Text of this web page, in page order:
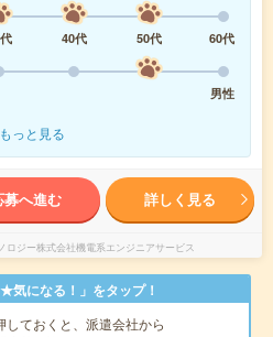
40代 50代
60代
男性
もっと見る
募へ進む 詳しく見る
ロジー株式会社機電系エンジニアサービス
気になる！」をタップ！
しておくと、派遣会社から